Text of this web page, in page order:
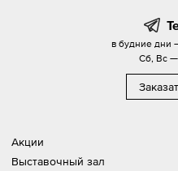
Акции
Выставочный зал
в будние дни
Сб, Вс